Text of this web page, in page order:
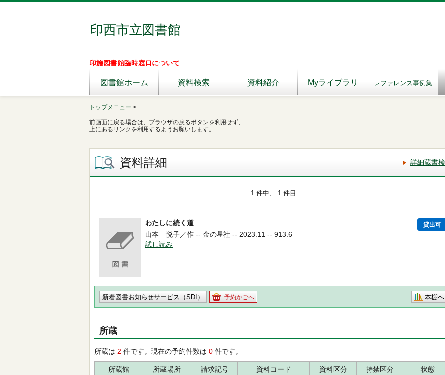
印西市立図書館
印旛図書館臨時窓口について
図書館ホーム 資料検索 資料紹介 Myライブラリ レファレンス事例集
トップメニュー >
前画面に戻る場合は、ブラウザの戻るボタンを利用せず、
上にあるリンクを利用するようお願いします。
資料詳細 詳細蔵書
1 件中、 1 件目
わたしに続く道 貸出可
山本 悦子／作 -- 金の星社 -- 2023.11 -- 913.6
試し読み
新着図書お知らせサービス（SDI） 予約かごへ 本棚へ
所蔵
所蔵は 2 件です。現在の予約件数は 0 件です。
所蔵館 所蔵場所 請求記号 資料コード 資料区分 持禁区分
状態